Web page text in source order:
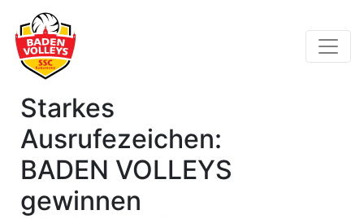
Starkes
Ausrufezeichen:
BADEN VOLLEYS
gewinnen